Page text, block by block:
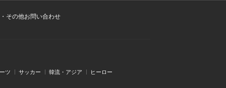
その他お問い合わせ
ツ サッカー 韓流・アジア ヒーロー